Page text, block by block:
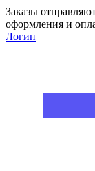
Заказы
оформления и
Логин